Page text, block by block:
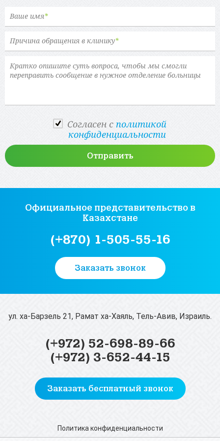
Ваше имя*
Причина обращения в клинику*
Cогласен с политикой
конфиденциальности
Официальное представительство в
Казахстане
(+870) 1-505-55-16
Заказать звонок
(+972) 52-698-89-66
(+972) 3-652-44-15
Заказать бесплатный звонок
ул. ха-Барзель 21, Рамат ха-Хаяль, Тель-Авив, Израиль.
Политика конфиденциальности